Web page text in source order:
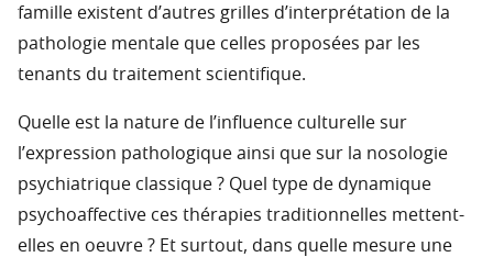
famille existent d’autres grilles d’interprétation de la
pathologie mentale que celles proposées par les
tenants du traitement scientifique.
Quelle est la nature de l’influence culturelle sur
l’expression pathologique ainsi que sur la nosologie
psychiatrique classique ? Quel type de dynamique
psychoaffective ces thérapies traditionnelles mettent-
elles en oeuvre ? Et surtout, dans quelle mesure une